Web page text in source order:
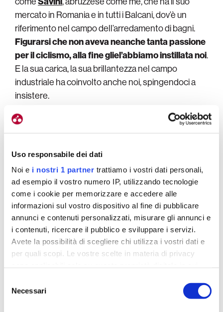
Uso responsabile dei dati
Noi e i nostri 1 partner trattiamo i vostri dati personali,
ad esempio il vostro numero IP, utilizzando tecnologie
come i cookie per memorizzare e accedere alle
informazioni sul vostro dispositivo al fine di pubblicare
annunci e contenuti personalizzati, misurare gli annunci e
i contenuti, ricercare il pubblico e sviluppare i servizi.
Avete la possibilità di scegliere chi utilizza i vostri dati e
per quali scopi. Le vostre scelte in materia di privacy
revocare il proprio consenso in qualsiasi momento dalla
Dichiarazione sui cookie o facendo clic sull'icona di
delNecessari
mercato in Romania e in tutti i Balcani, dov’è un
riferimento nel campo dell’arredamento di bagni.
Figurarsi che non aveva neanche tanta passione
per il ciclismo, alla fine gliel’abbiamo instillata noi.
E la sua carica, la sua brillantezza nel campo
industriale ha coinvolto anche noi, spingendoci a
insistere.
Analizzando la scorsa stagione, hai affermato
che il 2023 è stato avaro di soddisfazioni. A cosa
Quando corri gare di calendario di alto livello come
facciamo noi, in giro per l’Europa, ti trovi contro vere
corazzate che hanno mezzi a disposizione molto
superiori ai nostri.Noi però consentiamo ai
ragazzi di crescere e imparare affrontando
competizioni di livello adeguato e infatti qualche
risultato è arrivato . Con noi abbiamo avuto
Nikiforos
Arvanitou
, corridore greco laureatosi
altri buoni risultati anche al Giro di Sicilia. Ma proprio